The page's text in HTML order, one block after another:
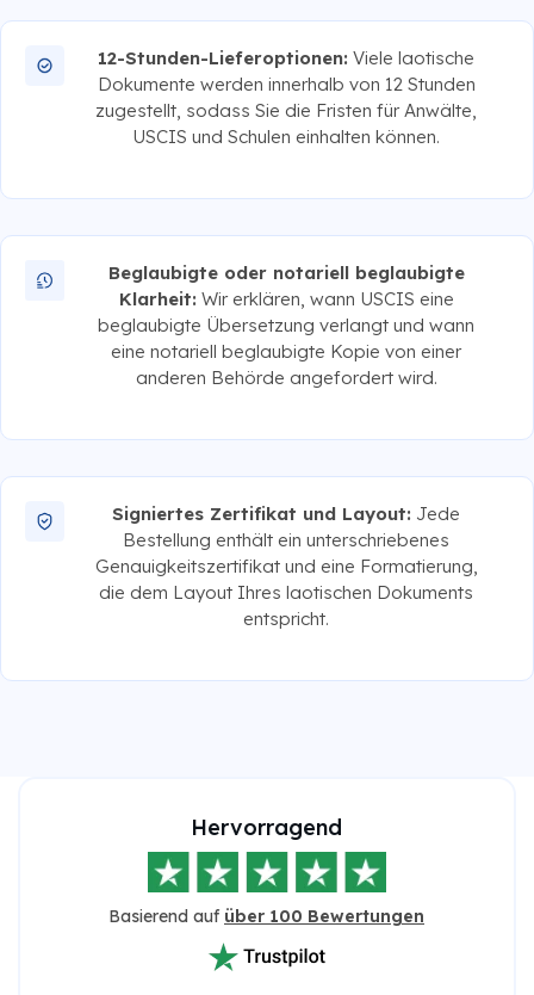
12-Stunden-Lieferoptionen: Viele laotische
Dokumente werden innerhalb von 12 Stunden
zugestellt, sodass Sie die Fristen für Anwälte,
USCIS und Schulen einhalten können.
Beglaubigte oder notariell beglaubigte
Klarheit: Wir erklären, wann USCIS eine
beglaubigte Übersetzung verlangt und wann
eine notariell beglaubigte Kopie von einer
anderen Behörde angefordert wird.
Signiertes Zertifikat und Layout: Jede
Bestellung enthält ein unterschriebenes
Genauigkeitszertifikat und eine Formatierung,
die dem Layout Ihres laotischen Dokuments
entspricht.
Hervorragend
Basierend auf über 100 Bewertungen